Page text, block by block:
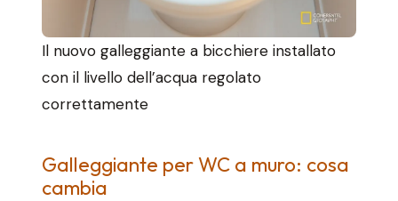
Il nuovo galleggiante a bicchiere installato
con il livello dell’acqua regolato
correttamente
Galleggiante per WC a muro: cosa
cambia